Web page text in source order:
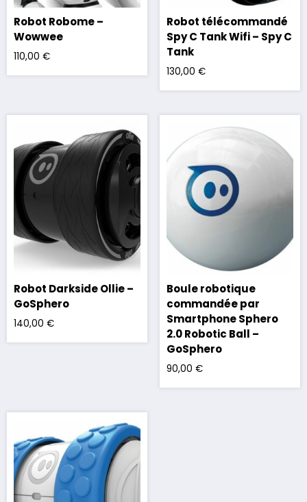
Robot Robome –
Wowwee
110,00 €
Robot télécommandé
Spy C Tank Wifi – Spy C
Tank
130,00 €
Robot Darkside Ollie –
GoSphero
140,00 €
Boule robotique
commandée par
Smartphone Sphero
2.0 Robotic Ball –
GoSphero
90,00 €